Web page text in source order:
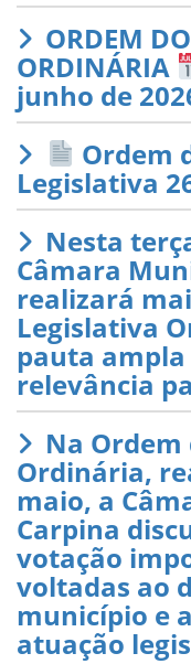
ORDEM
ORDINÁRIA
junho de
Ordem
Legislativa
Nesta
Câmara
realizará
Legislativa
pauta ampla
relevância
Na Ordem
Ordinária,
maio, a
Carpina
votação
voltadas ao
município e
atuação